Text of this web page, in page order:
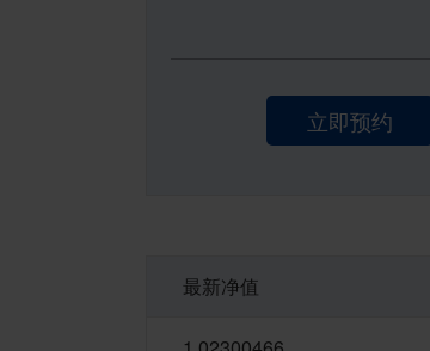
立即预约
最新净值